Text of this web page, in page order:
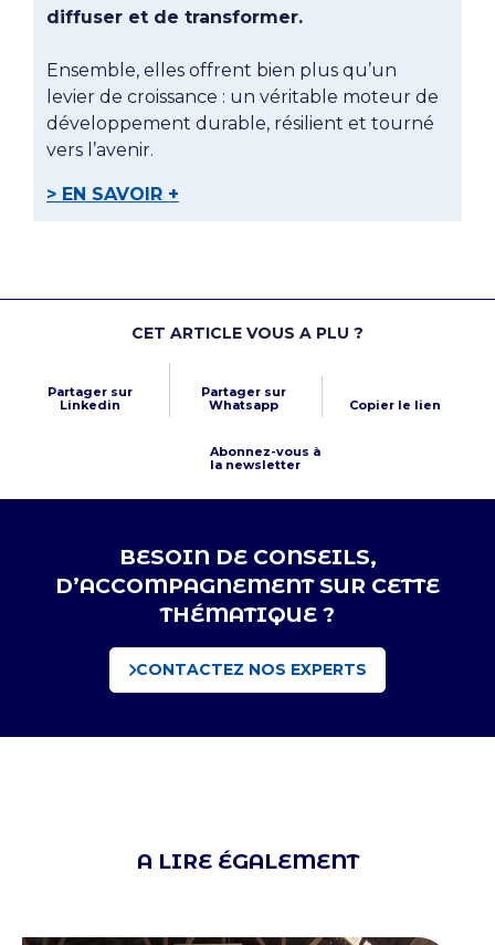
diffuser et de transformer.
Ensemble, elles offrent bien plus qu’un
levier de croissance : un véritable moteur de
développement durable, résilient et tourné
vers l’avenir.
> EN SAVOIR +
CET ARTICLE VOUS A PLU ?
Partager sur
Linkedin
Partager sur
Whatsapp
Copier le lien
Abonnez-vous à
la newsletter
BESOIN DE CONSEILS,
D’ACCOMPAGNEMENT SUR CETTE
THÉMATIQUE ?
CONTACTEZ NOS EXPERTS
A LIRE ÉGALEMENT